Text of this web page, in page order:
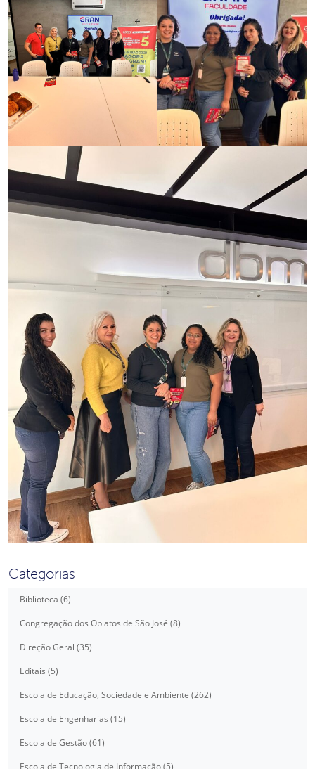
Categorias
Biblioteca (6)
Congregação dos Oblatos de São José (8)
Direção Geral (35)
Editais (5)
Escola de Educação, Sociedade e Ambiente (262)
Escola de Engenharias (15)
Escola de Gestão (61)
Escola de Tecnologia de Informação (5)